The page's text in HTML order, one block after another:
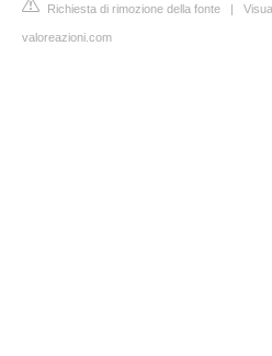
Richiesta di rimozione della fonte |
valoreazioni.com